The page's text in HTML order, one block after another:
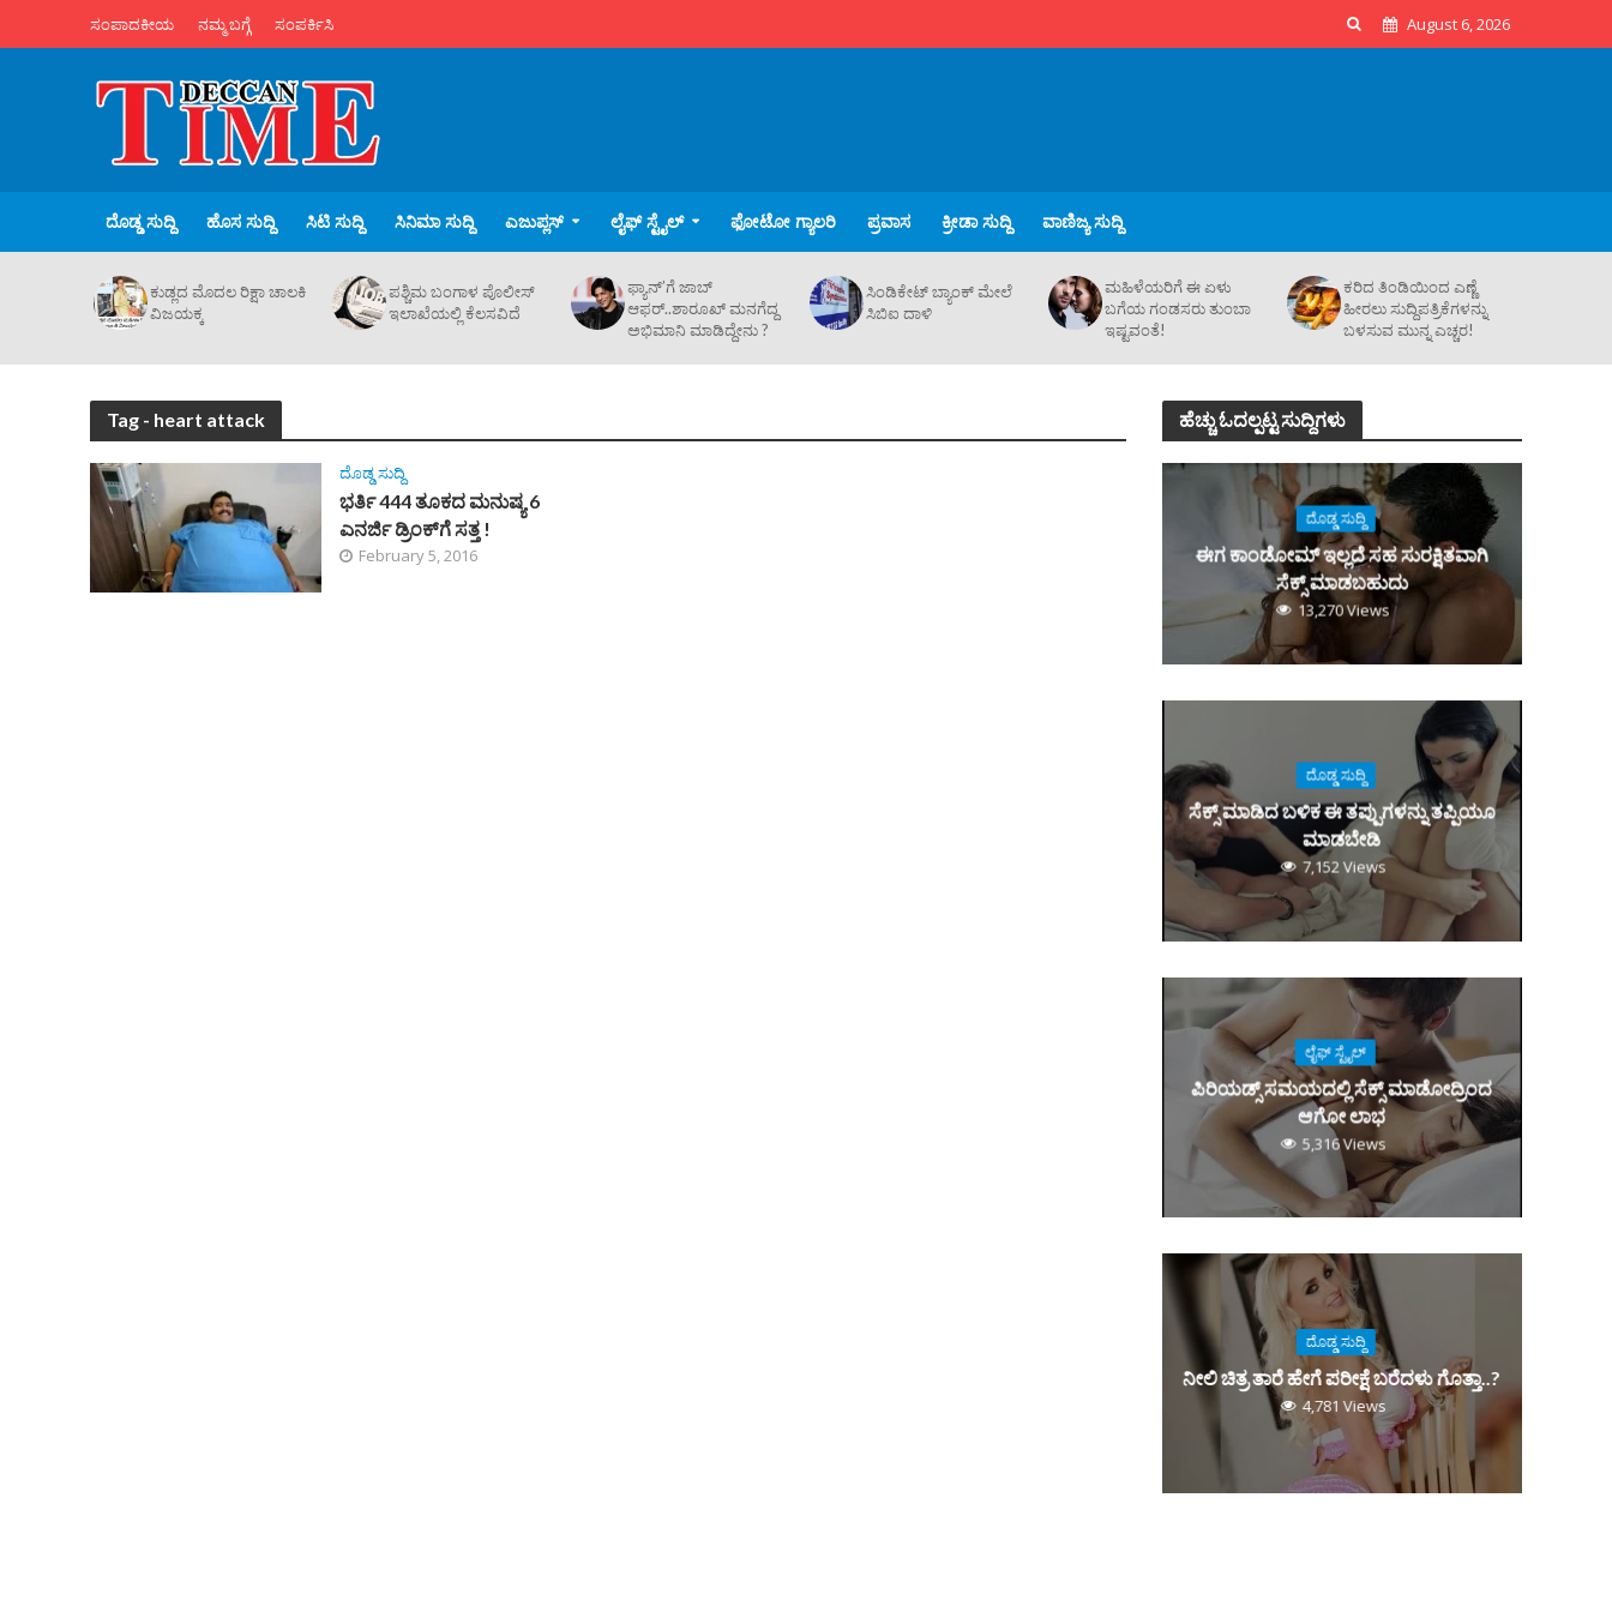
ಸಂಪಾದಕೀಯ ನಮ್ಮ ಬಗ್ಗೆ ಸಂಪರ್ಕಿಸಿ August 6, 2026
ದೊಡ್ಡ ಸುದ್ದಿ ಹೊಸ ಸುದ್ದಿ ಸಿಟಿ ಸುದ್ದಿ ಸಿನಿಮಾ ಸುದ್ದಿ ಎಜುಪ್ಲಸ್ ಲೈಫ್ ಸ್ಟೈಲ್ ಫೋಟೋ ಗ್ಯಾಲರಿ ಪ್ರವಾಸ ಕ್ರೀಡಾ ಸುದ್ದಿ ವಾಣಿಜ್ಯ ಸುದ್ದಿ
ಕುಡ್ಲದ ಮೊದಲ ರಿಕ್ಷಾ ಚಾಲಕಿ‌
ವಿಜಯಕ್ಕ
ಪಶ್ಚಿಮ ಬಂಗಾಳ ಪೊಲೀಸ್
ಇಲಾಖೆಯಲ್ಲಿ ಕೆಲಸವಿದೆ
ಫ್ಯಾನ್’ಗೆ ಜಾಬ್
ಆಫರ್..ಶಾರೂಖ್ ಮನಗೆದ್ದ
ಅಭಿಮಾನಿ ಮಾಡಿದ್ದೇನು ?
ಸಿಂಡಿಕೇಟ್ ಬ್ಯಾಂಕ್ ಮೇಲೆ
ಸಿಬಿಐ ದಾಳಿ
ಮಹಿಳೆಯರಿಗೆ ಈ ಏಳು
ಬಗೆಯ ಗಂಡಸರು ತುಂಬಾ
ಇಷ್ಟವಂತೆ!
ಕರಿದ ತಿಂಡಿಯಿಂದ ಎಣ್ಣೆ
ಹೀರಲು ಸುದ್ದಿಪತ್ರಿಕೆಗಳನ್ನು
ಬಳಸುವ ಮುನ್ನ ಎಚ್ಚರ!
Tag - heart attack
ದೊಡ್ಡ ಸುದ್ದಿ
ಭರ್ತಿ 444 ತೂಕದ ಮನುಷ್ಯ 6
ಎನರ್ಜಿ ಡ್ರಿಂಕ್‌ಗೆ ಸತ್ತ !
February 5, 2016
ಹೆಚ್ಚು ಓದಲ್ಪಟ್ಟ ಸುದ್ದಿಗಳು
ದೊಡ್ಡ ಸುದ್ದಿ
ಈಗ ಕಾಂಡೋಮ್‌ ಇಲ್ಲದೆ ಸಹ ಸುರಕ್ಷಿತವಾಗಿ
ಸೆಕ್ಸ್‌ ಮಾಡಬಹುದು
13,270 Views
ದೊಡ್ಡ ಸುದ್ದಿ
ಸೆಕ್ಸ್‌ ಮಾಡಿದ ಬಳಿಕ ಈ ತಪ್ಪುಗಳನ್ನು ತಪ್ಪಿಯೂ
ಮಾಡಬೇಡಿ
7,152 Views
ಲೈಫ್ ಸ್ಟೈಲ್
ಪಿರಿಯಡ್ಸ್‌ ಸಮಯದಲ್ಲಿ ಸೆಕ್ಸ್‌ ಮಾಡೋದ್ರಿಂದ
ಆಗೋ ಲಾಭ
5,316 Views
ದೊಡ್ಡ ಸುದ್ದಿ
ನೀಲಿ ಚಿತ್ರ ತಾರೆ ಹೇಗೆ ಪರೀಕ್ಷೆ ಬರೆದಳು ಗೊತ್ತಾ..?
4,781 Views